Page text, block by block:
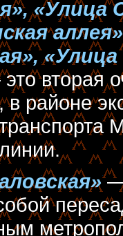
«Улица
аллея»
вторая
в районе
—